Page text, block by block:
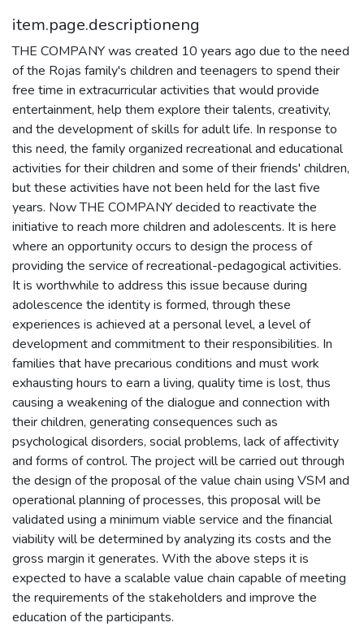
item.page.descriptioneng
THE COMPANY was created 10 years ago due to the need
of the Rojas family's children and teenagers to spend their
free time in extracurricular activities that would provide
entertainment, help them explore their talents, creativity,
and the development of skills for adult life. In response to
this need, the family organized recreational and educational
activities for their children and some of their friends' children,
but these activities have not been held for the last five
years. Now THE COMPANY decided to reactivate the
initiative to reach more children and adolescents. It is here
where an opportunity occurs to design the process of
providing the service of recreational-pedagogical activities.
It is worthwhile to address this issue because during
adolescence the identity is formed, through these
experiences is achieved at a personal level, a level of
development and commitment to their responsibilities. In
families that have precarious conditions and must work
exhausting hours to earn a living, quality time is lost, thus
causing a weakening of the dialogue and connection with
their children, generating consequences such as
psychological disorders, social problems, lack of affectivity
and forms of control. The project will be carried out through
the design of the proposal of the value chain using VSM and
operational planning of processes, this proposal will be
validated using a minimum viable service and the financial
viability will be determined by analyzing its costs and the
gross margin it generates. With the above steps it is
expected to have a scalable value chain capable of meeting
the requirements of the stakeholders and improve the
education of the participants.